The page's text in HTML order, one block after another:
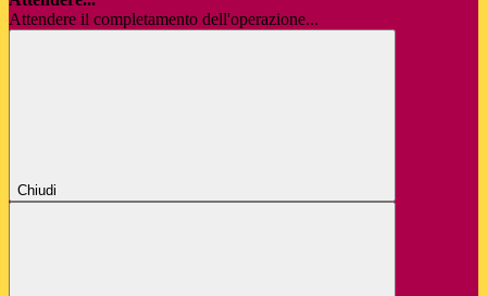
Attendere il completamento dell'operazione...
Chiudi